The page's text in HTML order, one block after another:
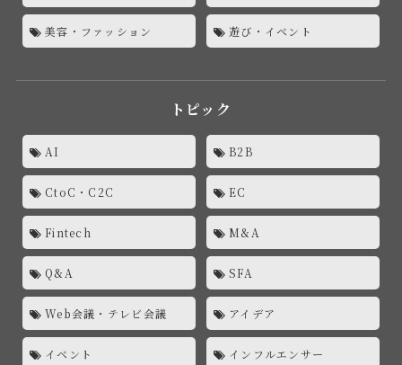
美容・ファッション 遊び・イベント
トピック
AI B2B
CtoC・C2C EC
Fintech M&A
Q&A SFA
Web会議・テレビ会議 アイデア
イベント インフルエンサー